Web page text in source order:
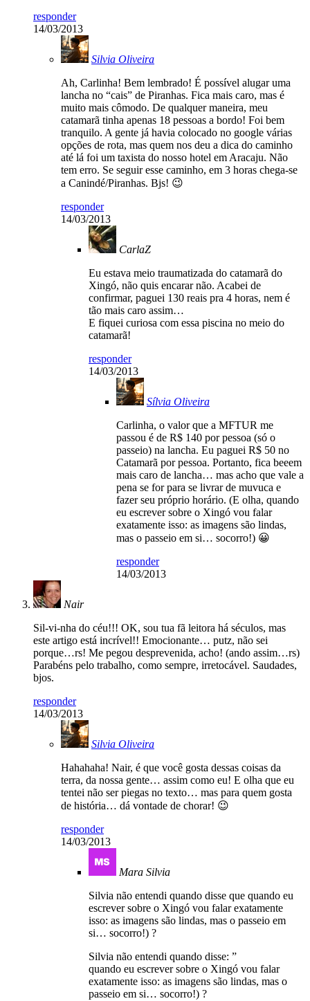
responder
14/03/2013
Silvia Oliveira
Ah, Carlinha! Bem lembrado! É possível alugar uma
lancha no “cais” de Piranhas. Fica mais caro, mas é
muito mais cômodo. De qualquer maneira, meu
catamarã tinha apenas 18 pessoas a bordo! Foi bem
tranquilo. A gente já havia colocado no google várias
opções de rota, mas quem nos deu a dica do caminho
até lá foi um taxista do nosso hotel em Aracaju. Não
tem erro. Se seguir esse caminho, em 3 horas chega-se
a Canindé/Piranhas. Bjs! 😉
responder
14/03/2013
CarlaZ
Eu estava meio traumatizada do catamarã do
Xingó, não quis encarar não. Acabei de
confirmar, paguei 130 reais pra 4 horas, nem é
tão mais caro assim…
E fiquei curiosa com essa piscina no meio do
catamarã!
responder
14/03/2013
Sílvia Oliveira
Carlinha, o valor que a MFTUR me
passou é de R$ 140 por pessoa (só o
passeio) na lancha. Eu paguei R$ 50 no
Catamarã por pessoa. Portanto, fica beeem
mais caro de lancha… mas acho que vale a
pena se for para se livrar de muvuca e
fazer seu próprio horário. (E olha, quando
eu escrever sobre o Xingó vou falar
exatamente isso: as imagens são lindas,
mas o passeio em si… socorro!) 😀
responder
14/03/2013
Nair
Sil-vi-nha do céu!!! OK, sou tua fã leitora há séculos, mas
este artigo está incrível!! Emocionante… putz, não sei
porque…rs! Me pegou desprevenida, acho! (ando assim…rs)
Parabéns pelo trabalho, como sempre, irretocável. Saudades,
bjos.
responder
14/03/2013
Silvia Oliveira
Hahahaha! Nair, é que você gosta dessas coisas da
terra, da nossa gente… assim como eu! E olha que eu
tentei não ser piegas no texto… mas para quem gosta
de história… dá vontade de chorar! 😉
responder
14/03/2013
Mara Silvia
Silvia não entendi quando disse que quando eu
escrever sobre o Xingó vou falar exatamente
isso: as imagens são lindas, mas o passeio em
si… socorro!) ?
Silvia não entendi quando disse: ”
quando eu escrever sobre o Xingó vou falar
exatamente isso: as imagens são lindas, mas o
passeio em si… socorro!) ?